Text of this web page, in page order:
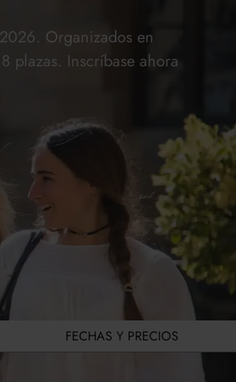
Organizados en
plazas. Inscríbase ahora
FECHAS Y PRECIOS